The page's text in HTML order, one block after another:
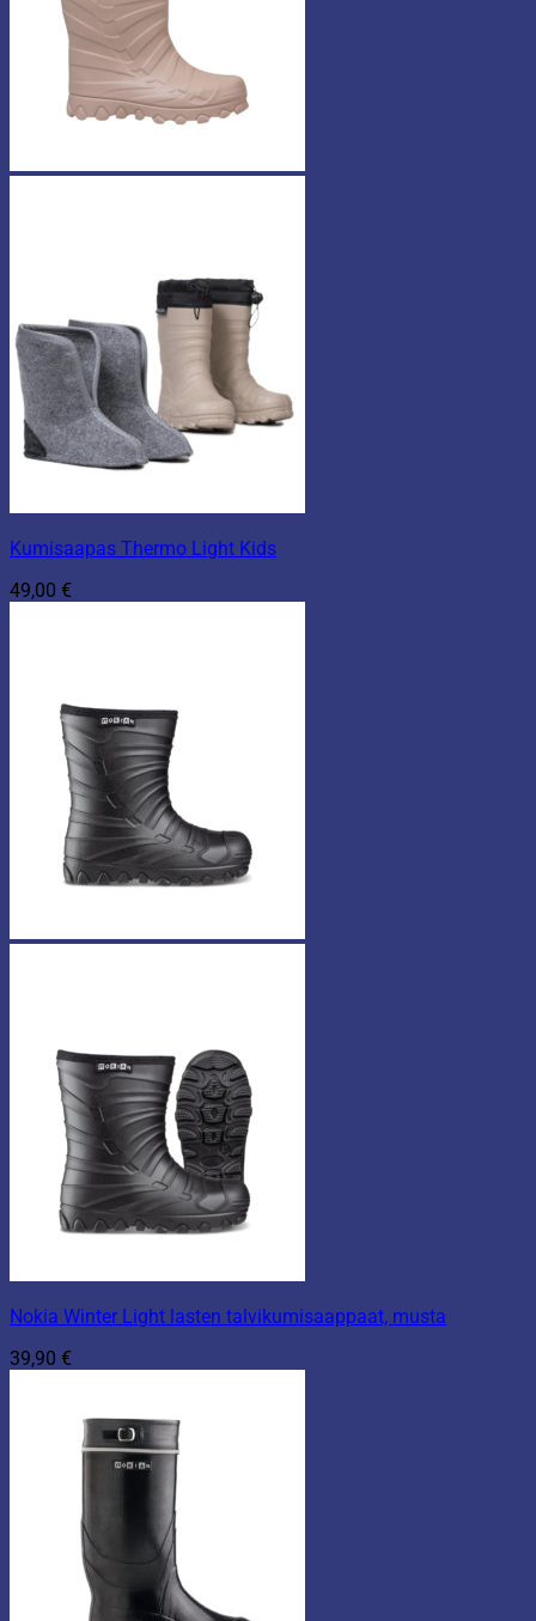
Kumisaapas Thermo Light Kids
49,00 €
Nokia Winter Light lasten talvikumisaappaat, musta
39,90 €